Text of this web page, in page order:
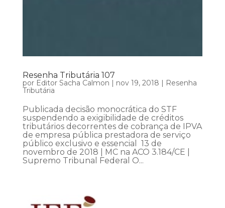
Resenha Tributária 107
por Editor Sacha Calmon | nov 19, 2018 | Resenha
Tributária
Publicada decisão monocrática do STF
suspendendo a exigibilidade de créditos
tributários decorrentes de cobrança de IPVA
de empresa pública prestadora de serviço
público exclusivo e essencial 13 de
novembro de 2018 | MC na ACO 3.184/CE |
Supremo Tribunal Federal O...